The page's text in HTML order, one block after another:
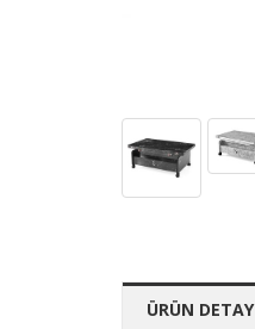
ÜRÜN DETAY